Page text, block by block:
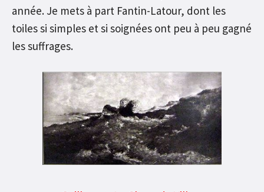
année. Je mets à part Fantin-Latour, dont les
toiles si simples et si soignées ont peu à peu gagné
les suffrages.